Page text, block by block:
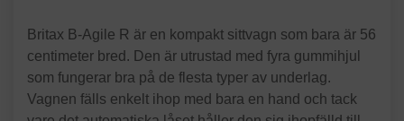
Britax B-Agile R är en kompakt sittvagn som bara är 56
centimeter bred. Den är utrustad med fyra gummihjul
som fungerar bra på de flesta typer av underlag.
Vagnen fälls enkelt ihop med bara en hand och tack